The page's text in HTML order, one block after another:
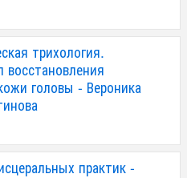
трихология.
восстановления
головы - Вероника
практик -